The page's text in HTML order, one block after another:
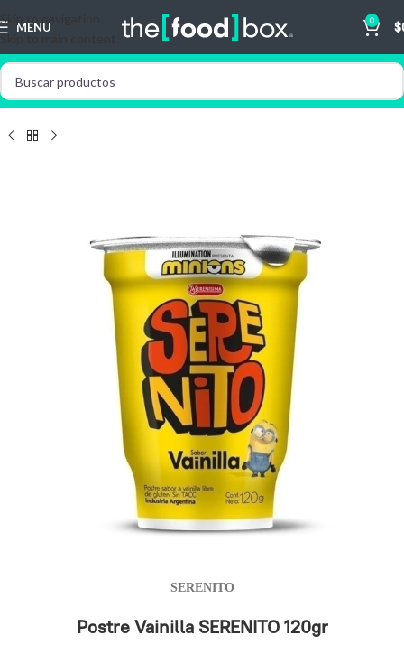
Skip to navigation
Skip to main content
MENU 0 $
SERENITO
Postre Vainilla SERENITO 120gr